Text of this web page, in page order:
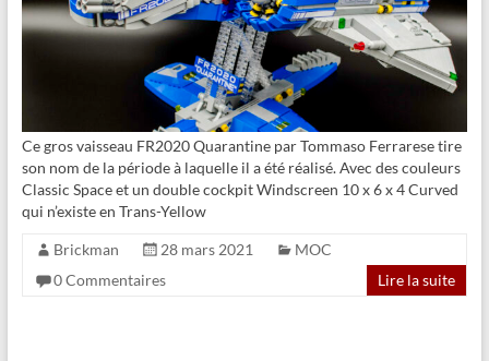
Ce gros vaisseau FR2020 Quarantine par Tommaso Ferrarese tire
son nom de la période à laquelle il a été réalisé. Avec des couleurs
Classic Space et un double cockpit Windscreen 10 x 6 x 4 Curved
qui n’existe en Trans-Yellow
Brickman 28 mars 2021
MOC
0 Commentaires
Lire la suite